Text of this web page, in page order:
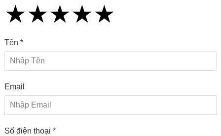
★
★★
★★★
★★★★
★★★★★
Tên *
Email
Số điện thoại *